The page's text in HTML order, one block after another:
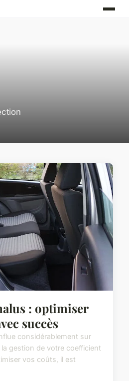
: optimiser
succès
considérablement sur
gestion de votre coefficient
vos coûts, il est